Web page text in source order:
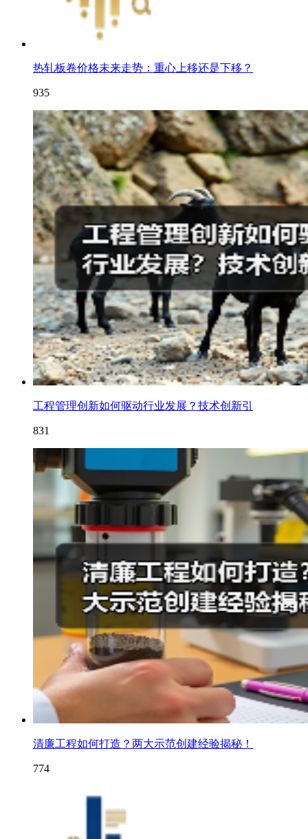
热轧板卷价格未来走势：重心上移还是下移？
935
工程管理创新如何驱动行业发展？技术创新引
831
清廉工程如何打造？两大示范创建经验揭秘！
774